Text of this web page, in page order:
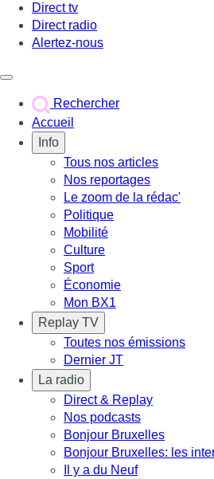
Direct tv
Direct radio
Alertez-nous
Rechercher
Accueil
Info
Tous nos articles
Nos reportages
Le zoom de la rédac'
Politique
Mobilité
Culture
Sport
Économie
Mon BX1
Replay TV
Toutes nos émissions
Dernier JT
La radio
Direct & Replay
Nos podcasts
Bonjour Bruxelles
Bonjour Bruxelles: les
Il y a du Neuf